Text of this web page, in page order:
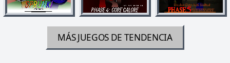
MÁS JUEGOS DE TENDENCIA